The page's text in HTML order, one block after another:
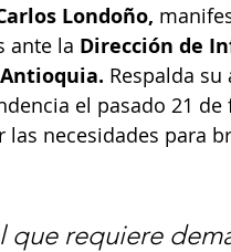
Londoño,
ante la Dirección de
Respalda
el pasado 21
necesidades para
que requiere